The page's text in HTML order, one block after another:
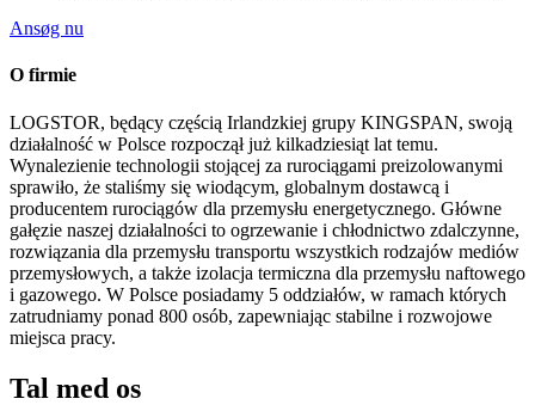
Ansøg nu
O firmie
LOGSTOR, będący częścią Irlandzkiej grupy KINGSPAN, swoją
działalność w Polsce rozpoczął już kilkadziesiąt lat temu.
Wynalezienie technologii stojącej za rurociągami preizolowanymi
sprawiło, że staliśmy się wiodącym, globalnym dostawcą i
producentem rurociągów dla przemysłu energetycznego. Główne
gałęzie naszej działalności to ogrzewanie i chłodnictwo zdalczynne,
rozwiązania dla przemysłu transportu wszystkich rodzajów mediów
przemysłowych, a także izolacja termiczna dla przemysłu naftowego
i gazowego. W Polsce posiadamy 5 oddziałów, w ramach których
zatrudniamy ponad 800 osób, zapewniając stabilne i rozwojowe
miejsca pracy.
Tal med os